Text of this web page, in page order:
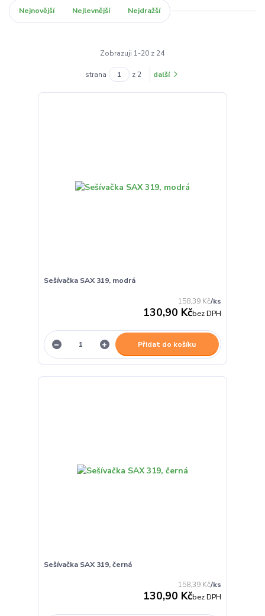
Nejnovější Nejlevnější Nejdražší
Zobrazuji 1-20 z 24
strana z 2 další
Sešívačka SAX 319, modrá
158,39 Kč/ks
130,90 Kčbez DPH
Přidat do košíku
Sešívačka SAX 319, černá
158,39 Kč/ks
130,90 Kčbez DPH